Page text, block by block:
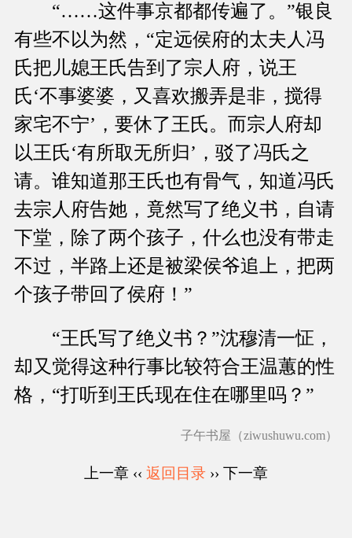
“……这件事京都都传遍了。”银良
有些不以为然，“定远侯府的太夫人冯
氏把儿媳王氏告到了宗人府，说王
氏‘不事婆婆，又喜欢搬弄是非，搅得
家宅不宁’，要休了王氏。而宗人府却
以王氏‘有所取无所归’，驳了冯氏之
请。谁知道那王氏也有骨气，知道冯氏
去宗人府告她，竟然写了绝义书，自请
下堂，除了两个孩子，什么也没有带走
不过，半路上还是被梁侯爷追上，把两
个孩子带回了侯府！”
“王氏写了绝义书？”沈穆清一怔，
却又觉得这种行事比较符合王温蕙的性
格，“打听到王氏现在住在哪里吗？”
子午书屋（ziwushuwu.com）
上一章 ‹‹ 返回目录 ›› 下一章